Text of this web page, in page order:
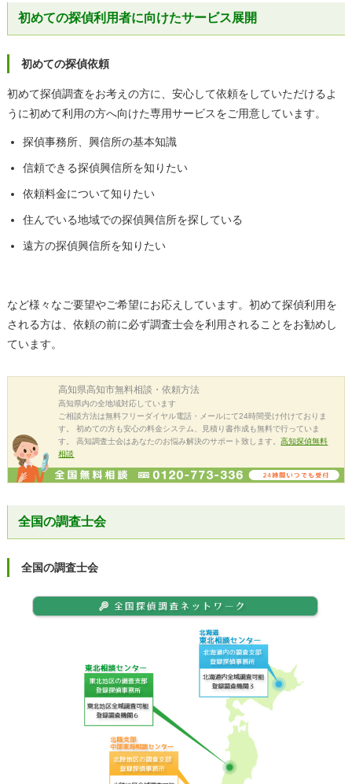
初めての探偵利用者に向けたサービス展開
初めての探偵依頼
初めて探偵調査をお考えの方に、安心して依頼をしていただけるよ
うに初めて利用の方へ向けた専用サービスをご用意しています。
探偵事務所、興信所の基本知識
信頼できる探偵興信所を知りたい
依頼料金について知りたい
住んでいる地域での探偵興信所を探している
遠方の探偵興信所を知りたい
など様々なご要望やご希望にお応えしています。初めて探偵利用を
される方は、依頼の前に必ず調査士会を利用されることをお勧めし
ています。
高知県高知市無料相談・依頼方法
高知県内の全地域対応しています
ご相談方法は無料フリーダイヤル電話・メールにて24時間受け付けておりま
す。 初めての方も安心の料金システム、見積り書作成も無料で行っていま
す。 高知調査士会はあなたのお悩み解決のサポート致します。高知探偵無料
相談
全国の調査士会
全国の調査士会